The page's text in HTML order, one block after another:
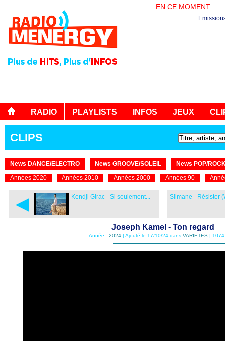
EN CE MOMENT :
RADIO PLAYLISTS INFOS JEUX
CLIPS
News DANCE/ELECTRO News GROOVE/SOLEIL
News POP/
Années 2020
Années 2010 Années 2000 Années 90
◄ Kendji Girac - Si seulement... Slimane - Résister
Joseph Kamel - Ton regard
Année : 2024 | Ajouté le 17/10/24 dans VARIETES |